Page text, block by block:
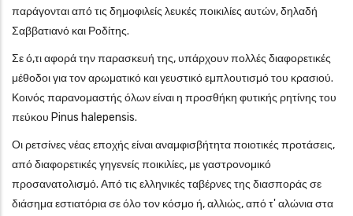
παράγονται από τις δημοφιλείς λευκές ποικιλίες αυτών, δηλαδή
Σαββατιανό και Ροδίτης.
Σε ό,τι αφορά την παρασκευή της, υπάρχουν πολλές διαφορετικές
μέθοδοι για τον αρωματικό και γευστικό εμπλουτισμό του κρασιού.
Κοινός παρανομαστής όλων είναι η προσθήκη φυτικής ρητίνης του
πεύκου Pinus halepensis.
Οι ρετσίνες νέας εποχής είναι αναμφισβήτητα ποιοτικές προτάσεις,
από διαφορετικές γηγενείς ποικιλίες, με γαστρονομικό
προσανατολισμό. Από τις ελληνικές ταβέρνες της διασποράς σε
διάσημα εστιατόρια σε όλο τον κόσμο ή, αλλιώς, από τ' αλώνια στα